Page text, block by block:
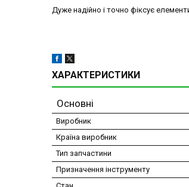
Дуже надійно і точно фіксує
ХАРАКТЕРИСТИКИ
Основні
Виробник
Країна виробник
Тип запчастини
Призначення інструменту